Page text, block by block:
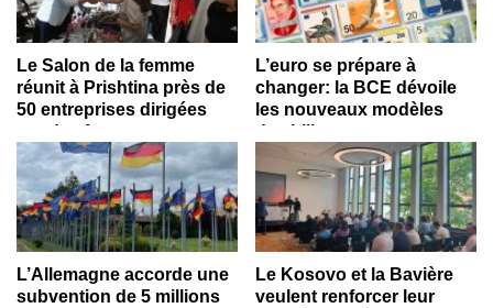
Le Salon de la femme
réunit à Prishtina près de
50 entreprises dirigées
par des femmes
L’euro se prépare à
changer: la BCE dévoile
les nouveaux modèles
des billets
L’Allemagne accorde une
subvention de 5 millions
Le Kosovo et la Bavière
veulent renforcer leur